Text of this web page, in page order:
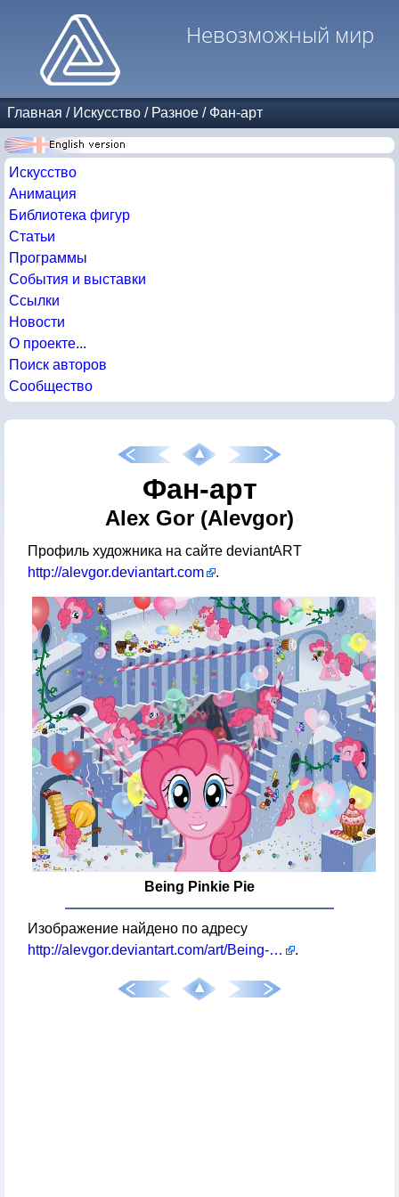
Невозможный мир
Главная / Искусство / Разное / Фан-арт
Искусство
Анимация
Библиотека фигур
Статьи
Программы
События и выставки
Ссылки
Новости
О проекте...
Поиск авторов
Сообщество
Фан-арт
Alex Gor (Alevgor)
Профиль художника на сайте deviantART
http://alevgor.deviantart.com
.
Being Pinkie Pie
Изображение найдено по адресу
http://alevgor.deviantart.com/art/Being-Pinkie-Pie-244731696
.